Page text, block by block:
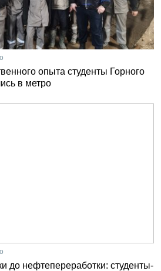
опыта студенты Горного
в метро
до нефтепереработки: студенты-